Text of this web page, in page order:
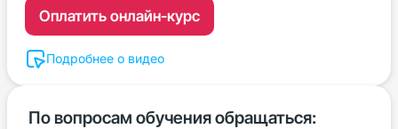
Оплатить онлайн-курс
Подробнее о видео
По вопросам обучения обращаться: